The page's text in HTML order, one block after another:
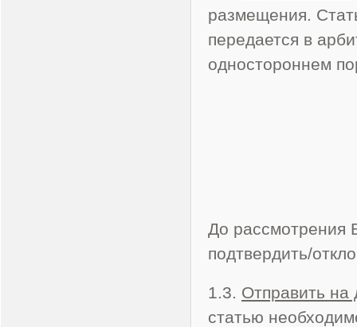
размещения.
передается в
одностороннем
До рассмотрения
подтвердить/
1.3. Отправить на
статью